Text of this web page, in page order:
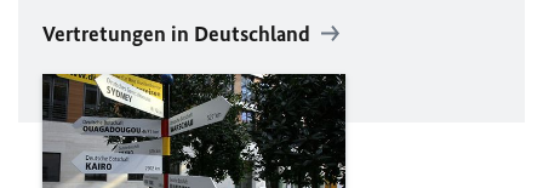
Vertretungen in Deutschland